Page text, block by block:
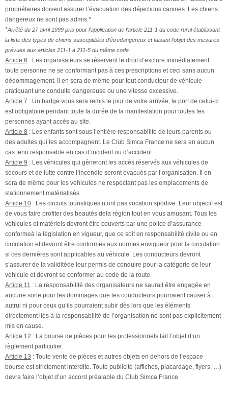
propriétaires doivent assurer l’évacuation des déjections canines. Les chiens
dangereux ne sont pas admis.*
*Arrêté du 27 avril 1999 pris pour l'application de l'article 211-1 du code rural établissant
la liste des types de chiens susceptibles d'êtredangereux et faisant l'objet des mesures
prévues aux articles 211-1 à 211-5 du même code.
Article 6 : Les organisateurs se réservent le droit d’exclure immédiatement
toute personne ne se conformant pas à ces prescriptions et ceci sans aucun
dédommagement. Il en sera de même pour tout conducteur de véhicule
pratiquant une conduite dangereuse ou une vitesse excessive.
Article 7 : Un badge vous sera remis le jour de votre arrivée, le port de celui-ci
est obligatoire pendant toute la durée de la manifestation pour toutes les
personnes ayant accès au site.
Article 8 : Les enfants sont sous l’entière responsabilité de leurs parents ou
des adultes qui les accompagnent. Le Club Simca France ne sera en aucun
cas tenu responsable en cas d’incident ou d’accident.
Article 9 : Les véhicules qui gêneront les accès réservés aux véhicules de
secours et de lutte contre l’incendie seront évacués par l’organisation. Il en
sera de même pour les véhicules ne respectant pas les emplacements de
stationnement matérialisés.
Article 10 : Les circuits touristiques n’ont pas vocation sportive. Leur objectif est
de vous faire profiter des beautés dela région tout en vous amusant. Tous les
véhicules et matériels devront être couverts par une police d’assurance
conformeà la législation en vigueur, que ce soit en responsabilité civile ou en
circulation et devront être conformes aux normes envigueur pour la circulation
si ces dernières sont applicables au véhicule. Les conducteurs devront
s’assurer de la validitéde leur permis de conduire pour la catégorie de leur
véhicule et devront se conformer au code de la route.
Article 11 : La responsabilité des organisateurs ne saurait être engagée en
aucune sorte pour les dommages que les conducteurs pourraient causer à
autrui ni pour ceux qu’ils pourraient subir dès lors que les éléments
directement liés à la responsabilité de l’organisation ne sont pas explicitement
mis en cause.
Article 12 : La bourse de pièces pour les professionnels fait l’objet d’un
règlement particulier.
Article 13 : Toute vente de pièces et autres objets en dehors de l’espace
bourse est strictement interdite. Toute publicité (affiches, placardage, flyers, …)
devra faire l’objet d’un accord préalable du Club Simca France.